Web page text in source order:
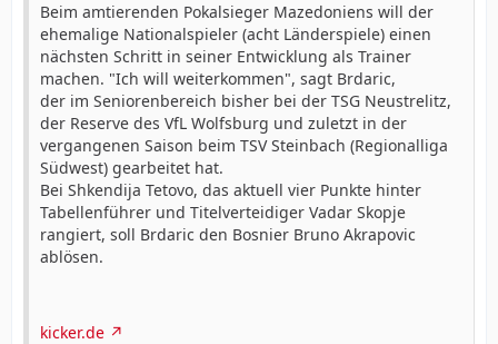
Beim amtierenden Pokalsieger Mazedoniens will der
ehemalige Nationalspieler (acht Länderspiele) einen
nächsten Schritt in seiner Entwicklung als Trainer
machen. "Ich will weiterkommen", sagt Brdaric,
der im Seniorenbereich bisher bei der TSG Neustrelitz,
der Reserve des VfL Wolfsburg und zuletzt in der
vergangenen Saison beim TSV Steinbach (Regionalliga
Südwest) gearbeitet hat.
Bei Shkendija Tetovo, das aktuell vier Punkte hinter
Tabellenführer und Titelverteidiger Vadar Skopje
rangiert, soll Brdaric den Bosnier Bruno Akrapovic
ablösen.
kicker.de